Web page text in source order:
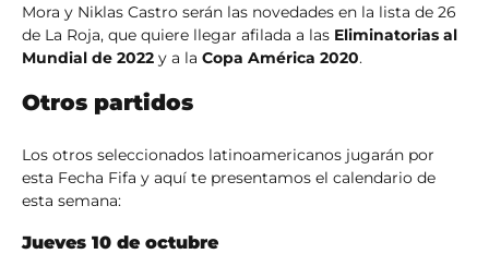
Mora y Niklas Castro serán las novedades en la lista de 26
de La Roja, que quiere llegar afilada a las Eliminatorias al
Mundial de 2022 y a la Copa América 2020.
Otros partidos
Los otros seleccionados latinoamericanos jugarán por
esta Fecha Fifa y aquí te presentamos el calendario de
esta semana:
Jueves 10 de octubre